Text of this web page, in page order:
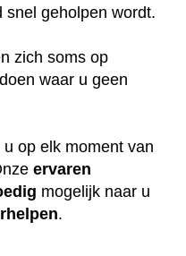
snel geholpen wordt.
zich soms op
waar u geen
op elk moment van
ervaren
mogelijk naar u
.